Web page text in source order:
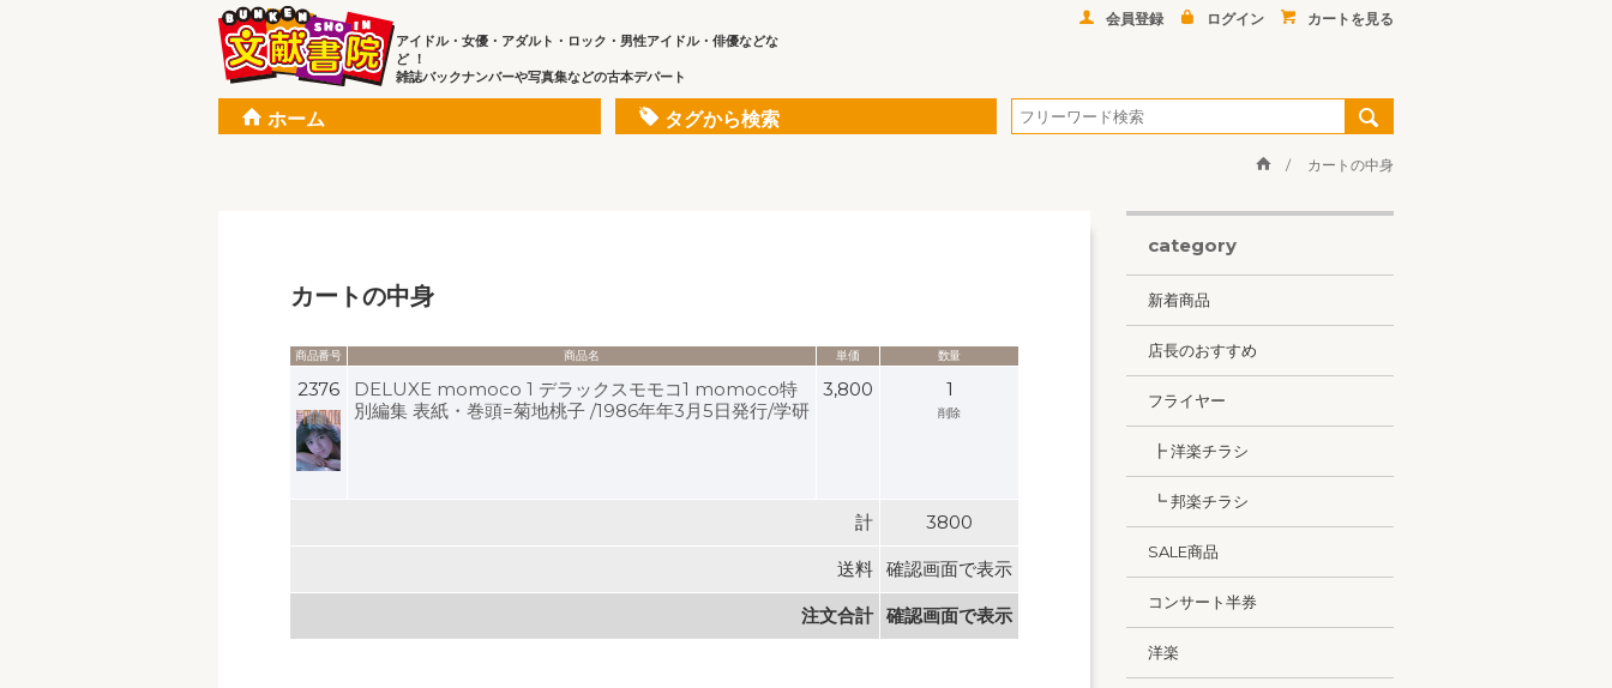
アイドル・女優・アダルト・ロック・男性アイドル・俳優などな
ど ！
雑誌バックナンバーや写真集などの古本デパート
会員登録 ログイン カートを見る
ホーム タグから検索
カートの中身
カートの中身
商品番号 商品名 単価 数量
2376
DELUXE momoco 1 デラックスモモコ1 momoco特
別編集 表紙・巻頭=菊地桃子 /1986年年3月5日発行/学研
3,800 1
削除
計 3800
送料 確認画面で表示
注文合計 確認画面で表示
category
新着商品
店長のおすすめ
フライヤー
┣ 洋楽チラシ
┗ 邦楽チラシ
SALE商品
コンサート半券
洋楽